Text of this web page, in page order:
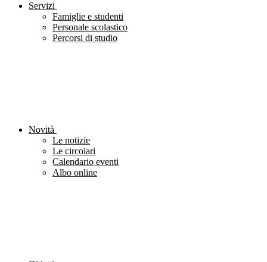
Servizi
Famiglie e studenti
Personale scolastico
Percorsi di studio
Novità
Le notizie
Le circolari
Calendario eventi
Albo online